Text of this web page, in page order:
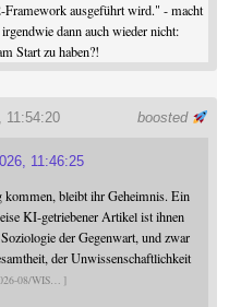
Framework ausgeführt wird." - macht
dann auch wieder nicht:
Start zu haben?!
boosted
11:46:25
kommen, bleibt ihr Geheimnis. Ein
KI-getriebener Artikel ist ihnen
der Gegenwart, und zwar
der Unwissenschaftlichkeit
08/WIS